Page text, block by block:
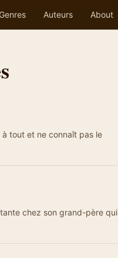
Genres Auteurs About
tout et ne connaît pas le
chez son grand-père qui